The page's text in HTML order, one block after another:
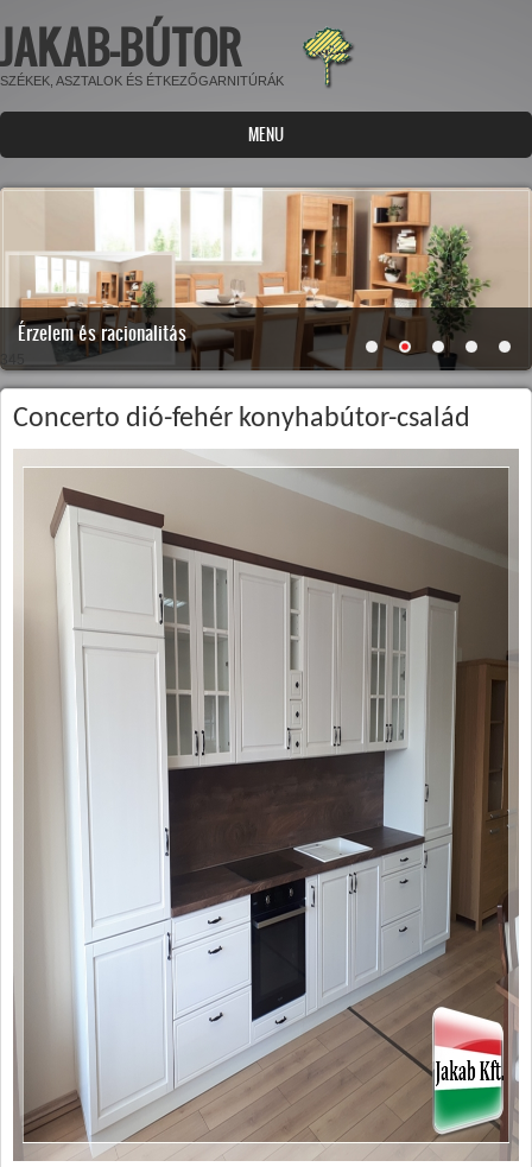
Ugrás a tartalomra
JAKAB-BÚTOR
SZÉKEK, ASZTALOK ÉS ÉTKEZŐGARNITÚRÁK
MENU
Érzelem és racionalitás
Concerto dió-fehér konyhabútor-család